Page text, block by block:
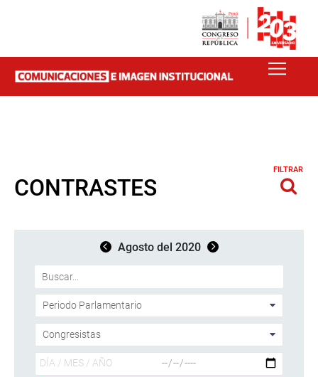
CONTRASTES
FILTRAR
Agosto del 2020